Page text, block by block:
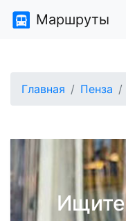
Маршруты
Главная Пенза